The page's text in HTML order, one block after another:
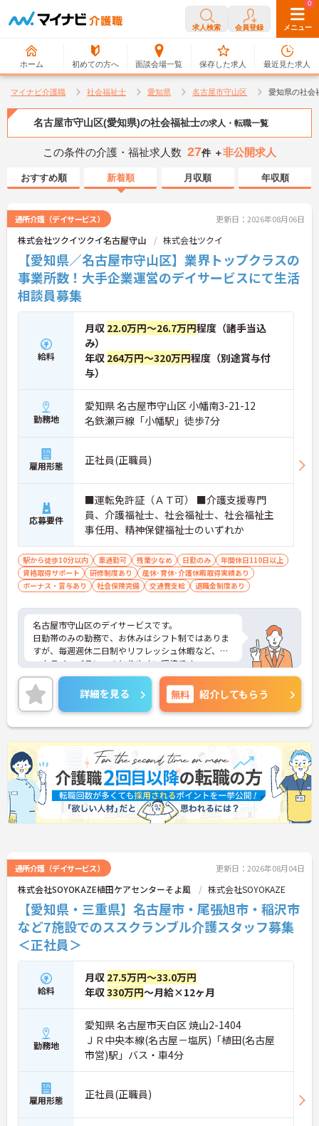
求人検索 会員登録 メニュー
ホーム 初めての方へ 面談会場一覧
0
保存した求人
0
最近見た求人
マイナビ介護職 社会福祉士 愛知県 名古屋市守山区 愛知県の社会
名古屋市守山区(愛知県)の社会福祉士の求人・転職一覧
この条件の介護・福祉求人数 27件 ＋非公開求人
おすすめ順 新着順 月収順 年収順
通所介護（デイサービス） 更新日：2026年08月06日
株式会社ツクイツクイ名古屋守山 株式会社ツクイ
【愛知県／名古屋市守山区】業界トップクラスの
事業所数！大手企業運営のデイサービスにて生活
相談員募集
給料
月収 22.0万円～26.7万円程度（諸手当込
み）
年収 264万円～320万円程度（別途賞与付
与）
勤務地
愛知県 名古屋市守山区 小幡南3-21-12
名鉄瀬戸線「小幡駅」徒歩7分
雇用形態 正社員(正職員)
応募要件
■運転免許証（ＡＴ可） ■介護支援専門
員、介護福祉士、社会福祉士、社会福祉主
事任用、精神保健福祉士のいずれか
駅から徒歩10分以内 車通勤可 残業少なめ 日勤のみ
年間休日110日以上
資格取得サポート
研修制度あり
産休･育休･介護休暇取得実績あり
ボーナス・賞与あり
社会保険完備 交通費支給 退職金制度あり
名古屋市守山区のデイサービスです。
日勤帯のみの勤務で、お休みはシフト制ではありま
すが、毎週週休二日制やリフレッシュ休暇など、ワ
ークライフバランスのとりやすい環境です。
また、全国展開の会社なので、事業所間での研修・
講習等に参加でき、様々な情報共有ができるという
メリットもあります。ご興味のある方はお気軽にお
問い合わせください！
詳細を見る 無料 紹介してもらう
通所介護（デイサービス） 更新日：2026年08月04日
株式会社SOYOKAZE植田ケアセンターそよ風 株式会社SOYOKAZE
【愛知県・三重県】名古屋市・尾張旭市・稲沢市
など7施設でのススクランブル介護スタッフ募集
＜正社員＞
給料
月収 27.5万円～33.0万円
年収330万円～月給×12ヶ月
勤務地
愛知県 名古屋市天白区 焼山2-1404
ＪＲ中央本線(名古屋－塩尻)「植田(名古屋
市営)駅」バス・車4分
雇用形態 正社員(正職員)